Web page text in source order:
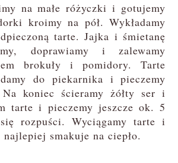
na małe różyczki i gotujemy
kroimy na pół. Wykładamy
tarte. Jajka i śmietanę
doprawiamy i zalewamy
brokuły i pomidory. Tarte
do piekarnika i pieczemy
koniec ścieramy żółty ser i
tarte i pieczemy jeszcze ok. 5
rozpuści. Wyciągamy tarte i
smakuje na ciepło.